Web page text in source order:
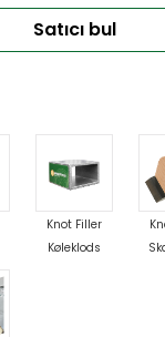
Satıcı bul
Knot Filler
Køleklods